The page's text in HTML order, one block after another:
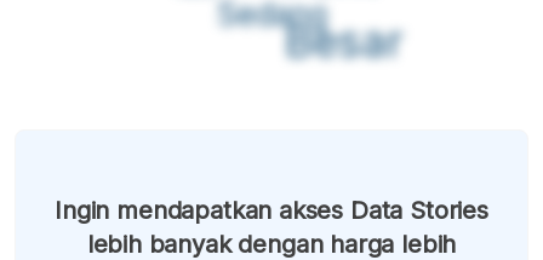
Sedang
Besar
Ingin mendapatkan akses Data Stories
lebih banyak dengan harga lebih